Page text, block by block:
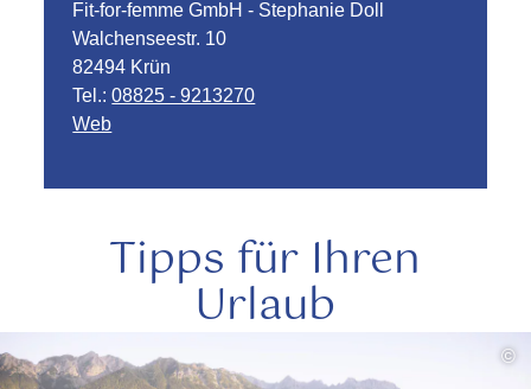
Fit-for-femme GmbH - Stephanie Doll
Walchenseestr. 10
82494 Krün
Tel.:08825 - 9213270
Web
Tipps für Ihren
Urlaub
©